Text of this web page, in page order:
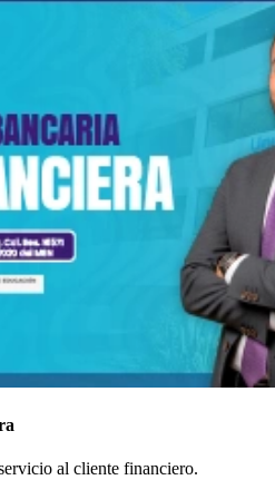
al cliente financiero.